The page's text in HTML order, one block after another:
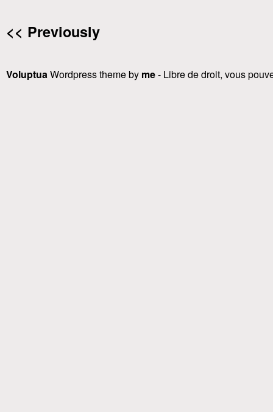
<< Previously
VoluptuaWordpress theme by me- Libre de droit, vous